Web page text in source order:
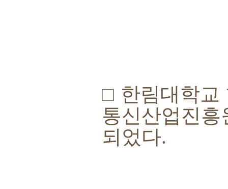
□ 한림대학교
통신산업진
되었다.